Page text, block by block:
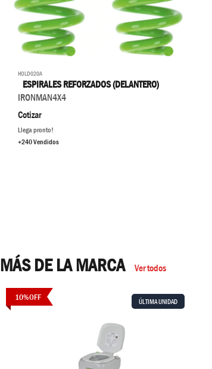
HOLD020A
ESPIRALES REFORZADOS (DELANTERO)
IRONMAN4X4
Cotizar
Llega pronto!
+240 Vendidos
MÁS DE LA MARCA Ver todos
10%OFF ÚLTIMA UNIDAD